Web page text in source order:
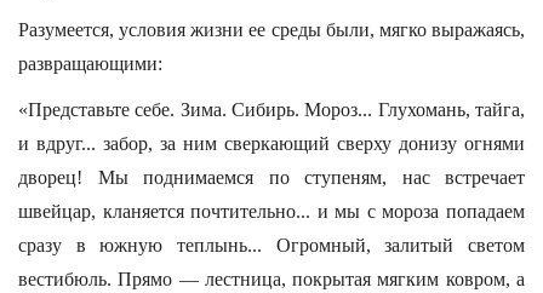
Разумеется, условия жизни ее среды были, мягко выражаясь,
развращающими:
«Представьте себе. Зима. Сибирь. Мороз... Глухомань, тайга,
и вдруг... забор, за ним сверкающий сверху донизу огнями
дворец! Мы поднимаемся по ступеням, нас встречает
швейцар, кланяется почтительно... и мы с мороза попадаем
сразу в южную теплынь... Огромный, залитый светом
вестибюль. Прямо — лестница, покрытая мягким ковром, а